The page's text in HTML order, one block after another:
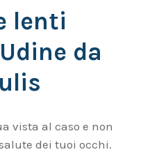
lenti
da
vista al caso e non
dei tuoi occhi.